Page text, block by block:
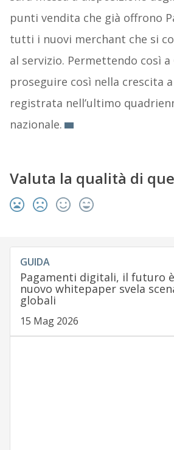
punti vendita che già offrono
tutti i nuovi merchant che si
al servizio. Permettendo così a
proseguire così nella crescita
registrata nell’ultimo
nazionale.
Valuta la qualità di
GUIDA
Pagamenti digitali, il futuro
nuovo whitepaper svela
globali
15 Mag 2026